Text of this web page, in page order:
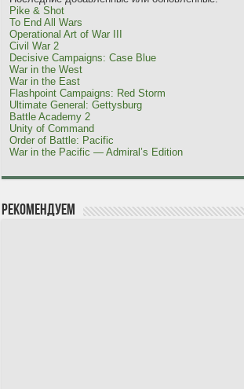
Pike & Shot
To End All Wars
Operational Art of War III
Civil War 2
Decisive Campaigns: Case Blue
War in the West
War in the East
Flashpoint Campaigns: Red Storm
Ultimate General: Gettysburg
Battle Academy 2
Unity of Command
Order of Battle: Pacific
War in the Pacific — Admiral’s Edition
Рекомендуем